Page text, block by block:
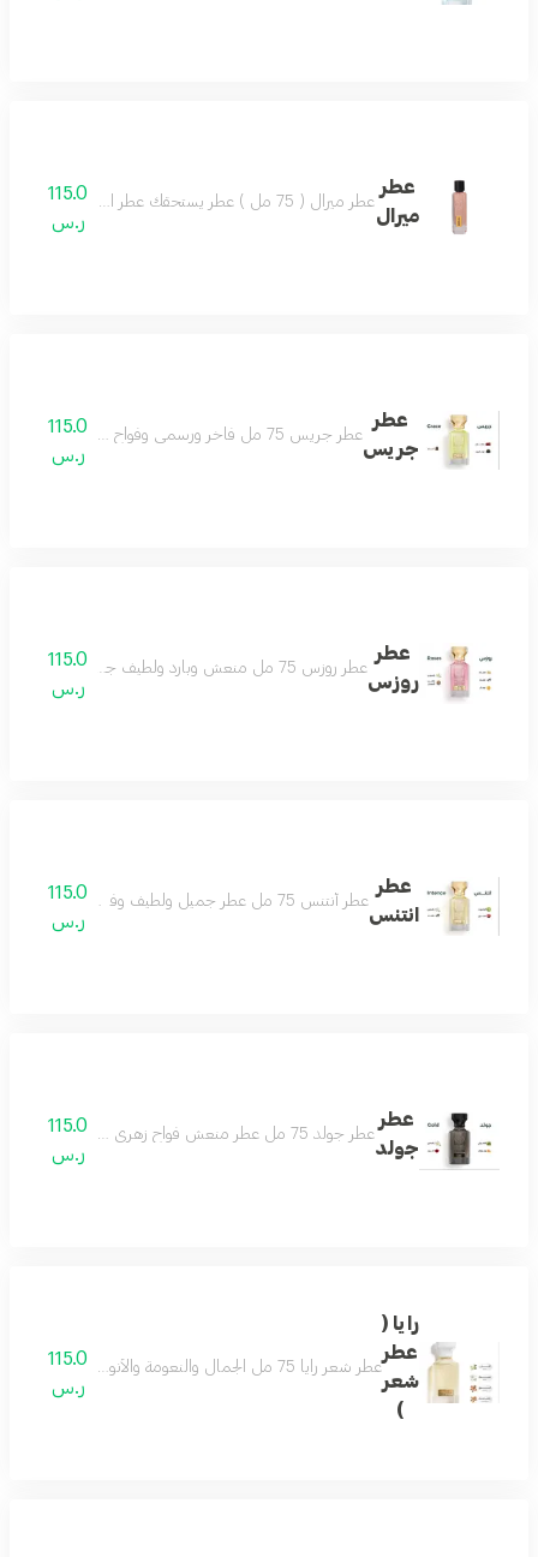
عطر
ميرال
عطر ميرال ( 75 مل ) عطر يستحقك عطر الجمال والشتاء تركيبة ساحرة تضفي لشتائك مزيجاً من التميز و الثبات.
115.0
ر.س
عطر
جريس
عطر جريس 75 مل فاخر ورسمي وفواح ومميز مثالي للمناسبات الخاصة يجعلك تتألق بثقة مكوناته الراقية من التوت واللذر والزعفران تمنحك رائحة أنيقة تدوم طويلا اختيارك الأفضل للإطلالة المتكاملة
115.0
ر.س
عطر
روزس
عطر روزس 75 مل منعش وبارد ولطيف جداً أنثوي بامتياز عطر الأنوثة والجمال جميل كل وقت ولكل ذوق عطر لا تختلف عليه أي أنثى مكونات العطر الياسمين المسك الصندل الفانيلا البرتقال
115.0
ر.س
عطر
انتنس
عطر أنتنس 75 مل عطر جميل ولطيف وفواح جداً تكوين مميز من الياسمين والمسك والفانيلا ولمسات فاخرة من البرغموت والتوت البري عطر يملك قلبك حتماً عطر شتوي نهاري رائع بكل معنى مكونات العطر الياسمين البرغموت التوت البري الفانيلا
115.0
ر.س
عطر
جولد
عطر جولد 75 مل عطر منعش فواح زهري جميل لكل وقت لطيف وهادىء وفواح يتميز بالثبات العالي مكونات العطر الياسمين الباتشولي الورد زهر البرتقال
115.0
ر.س
رايا (
عطر
شعر
)
عطر شعر رايا 75 مل الجمال والنعومة والأنوثة على هيئة عطرمزيج من اللوز والفل ونفحات من المسك وتكوين فاخر من خشب الصندل لتفوح منه رائحة الجمال والفخامة حتماً سيعجبك عطر لكل الأذواق يحتوي على فيتامينات مغذية للشعر ومرطبات ومنعمات
115.0
ر.س